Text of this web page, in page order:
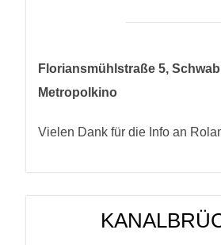
Floriansmühlstraße 5,
Metropolkino
Vielen Dank für die Info an